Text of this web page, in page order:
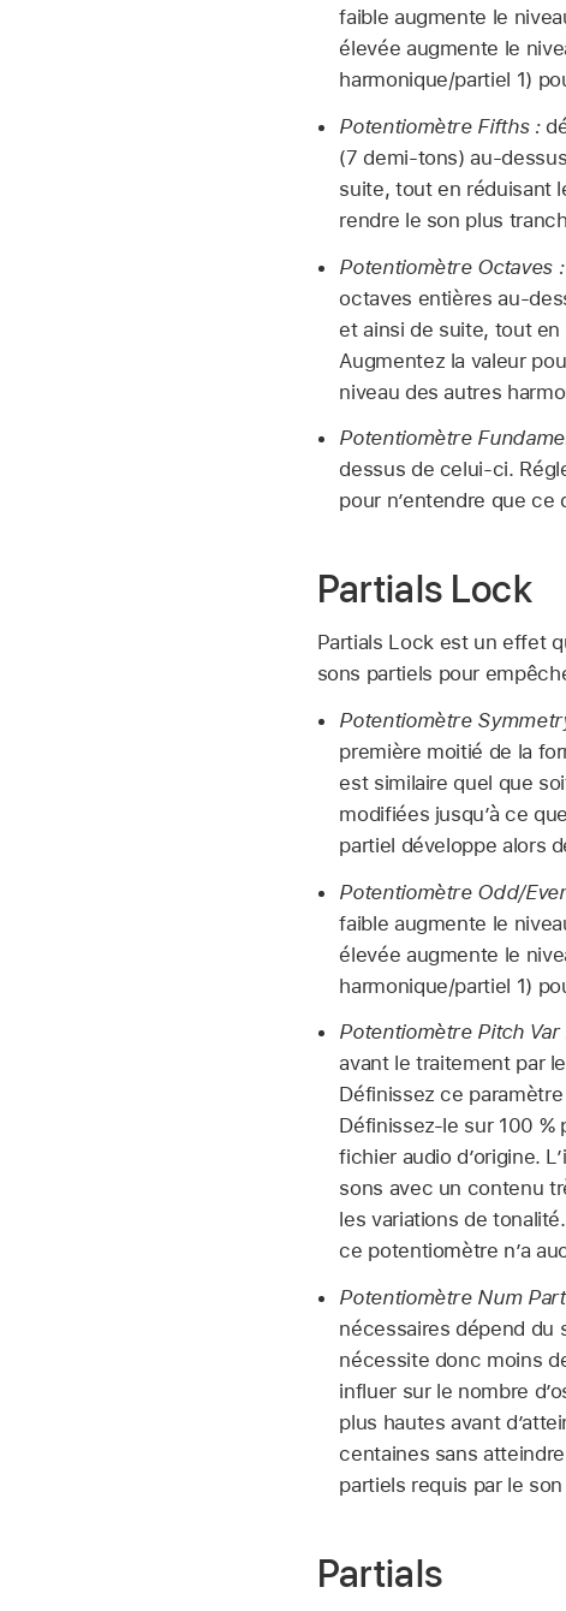
faible augmente le
élevée augmente le
harmonique/partiel 1)
Potentiomètre Fifths :
(7 demi-tons) au-
suite, tout en réduisant
rendre le son plus
Potentiomètre Octaves :
octaves entières au-
et ainsi de suite, tout
Augmentez la valeur
niveau des autres
Potentiomètre
dessus de celui-ci.
pour n’entendre que ce
Partials Lock
Partials Lock est un effet
sons partiels pour
Potentiomètre
première moitié de la
est similaire quel que
modifiées jusqu’à ce
partiel développe alors
Potentiomètre Odd/
faible augmente le
élevée augmente le
harmonique/partiel 1)
Potentiomètre Pitch Var
avant le traitement par
Définissez ce
Définissez-le sur 100
fichier audio d’origine.
sons avec un contenu
les variations de
ce potentiomètre n’a
Potentiomètre Num
nécessaires dépend du
nécessite donc moins
influer sur le nombre
plus hautes avant
centaines sans
partiels requis par le
Partials